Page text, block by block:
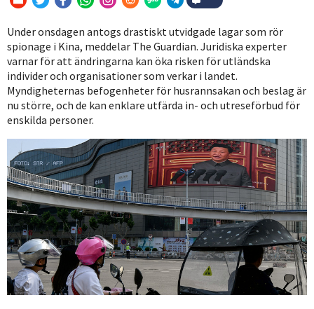
Under onsdagen antogs drastiskt utvidgade lagar som rör
spionage i Kina, meddelar The Guardian. Juridiska experter
varnar för att ändringarna kan öka risken för utländska
individer och organisationer som verkar i landet.
Myndigheternas befogenheter för husrannsakan och beslag är
nu större, och de kan enklare utfärda in- och utreseförbud för
enskilda personer.